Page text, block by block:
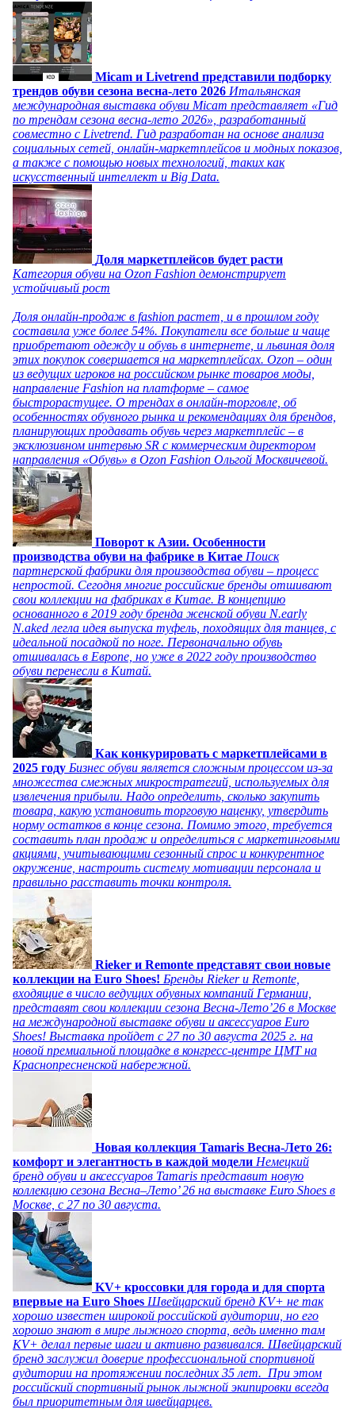
Micam и Livetrend представили подборку
трендов обуви сезона весна-лето 2026 Итальянская
международная выставка обуви Micam представляет «Гид
по трендам сезона весна-лето 2026», разработанный
совместно с Livetrend. Гид разработан на основе анализа
социальных сетей, онлайн-маркетплейсов и модных показов,
а также с помощью новых технологий, таких как
искусственный интеллект и Big Data.
Доля маркетплейсов будет расти
Категория обуви на Ozon Fashion демонстрирует
устойчивый рост
Доля онлайн-продаж в fashion растет, и в прошлом году
составила уже более 54%. Покупатели все больше и чаще
приобретают одежду и обувь в интернете, и львиная доля
этих покупок совершается на маркетплейсах. Ozon – один
из ведущих игроков на российском рынке товаров моды,
направление Fashion на платформе – самое
быстрорастущее. О трендах в онлайн-торговле, об
особенностях обувного рынка и рекомендациях для брендов,
планирующих продавать обувь через маркетплейс – в
эксклюзивном интервью SR с коммерческим директором
направления «Обувь» в Ozon Fashion Ольгой Москвичевой.
Поворот к Азии. Особенности
производства обуви на фабрике в Китае Поиск
партнерской фабрики для производства обуви – процесс
непростой. Сегодня многие российские бренды отшивают
свои коллекции на фабриках в Китае. В концепцию
основанного в 2019 году бренда женской обуви N.early
N.aked легла идея выпуска туфель, походящих для танцев, с
идеальной посадкой по ноге. Первоначально обувь
отшивалась в Европе, но уже в 2022 году производство
обуви перенесли в Китай.
Как конкурировать с маркетплейсами в
2025 году Бизнес обуви является сложным процессом из-за
множества смежных микростратегий, используемых для
извлечения прибыли. Надо определить, сколько закупить
товара, какую установить торговую наценку, утвердить
норму остатков в конце сезона. Помимо этого, требуется
составить план продаж и определиться с маркетинговыми
акциями, учитывающими сезонный спрос и конкурентное
окружение, настроить систему мотивации персонала и
правильно расставить точки контроля.
Rieker и Remonte представят свои новые
коллекции на Euro Shoes! Бренды Rieker и Remonte,
входящие в число ведущих обувных компаний Германии,
представят свои коллекции сезона Весна-Лето’26 в Москве
на международной выставке обуви и аксессуаров Euro
Shoes! Выставка пройдет c 27 по 30 августа 2025 г. на
новой премиальной площадке в конгресс-центре ЦМТ на
Краснопресненской набережной.
Новая коллекция Tamaris Весна-Лето 26:
комфорт и элегантность в каждой модели Немецкий
бренд обуви и аксессуаров Tamaris представит новую
коллекцию сезона Весна–Лето’ 26 на выставке Euro Shoes в
Москве, с 27 по 30 августа.
KV+ кроссовки для города и для спорта
впервые на Euro Shoes Швейцарский бренд KV+ не так
хорошо известен широкой российской аудитории, но его
хорошо знают в мире лыжного спорта, ведь именно там
KV+ делал первые шаги и активно развивался. Швейцарский
бренд заслужил доверие профессиональной спортивной
аудитории на протяжении последних 35 лет. При этом
российский спортивный рынок лыжной экипировки всегда
был приоритетным для швейцарцев.